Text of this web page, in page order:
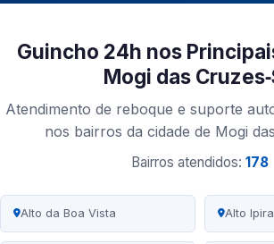
Guincho 24h nos
Mogi das
Atendimento de reboque e suporte
nos bairros da cidade de Mogi
Bairros atendidos: 178
Alto da Boa Vista Alto